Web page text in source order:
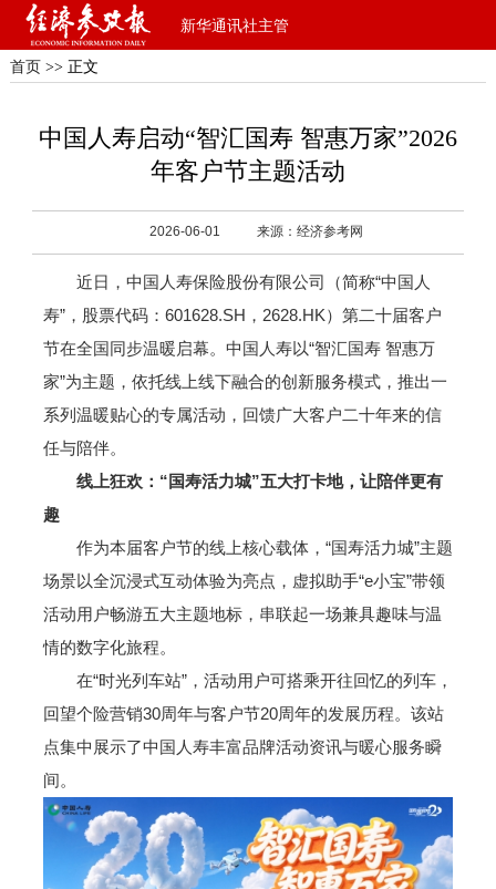
新华通讯社主管
首页 >> 正文
中国人寿启动“智汇国寿 智惠万家”2026
年客户节主题活动
2026-06-01 来源：经济参考网
近日，中国人寿保险股份有限公司（简称“中国人
寿”，股票代码：601628.SH，2628.HK）第二十届客户
节在全国同步温暖启幕。中国人寿以“智汇国寿 智惠万
家”为主题，依托线上线下融合的创新服务模式，推出一
系列温暖贴心的专属活动，回馈广大客户二十年来的信
任与陪伴。
线上狂欢：“国寿活力城”五大打卡地，让陪伴更有
趣
作为本届客户节的线上核心载体，“国寿活力城”主题
场景以全沉浸式互动体验为亮点，虚拟助手“e小宝”带领
活动用户畅游五大主题地标，串联起一场兼具趣味与温
情的数字化旅程。
在“时光列车站”，活动用户可搭乘开往回忆的列车，
回望个险营销30周年与客户节20周年的发展历程。该站
点集中展示了中国人寿丰富品牌活动资讯与暖心服务瞬
间。